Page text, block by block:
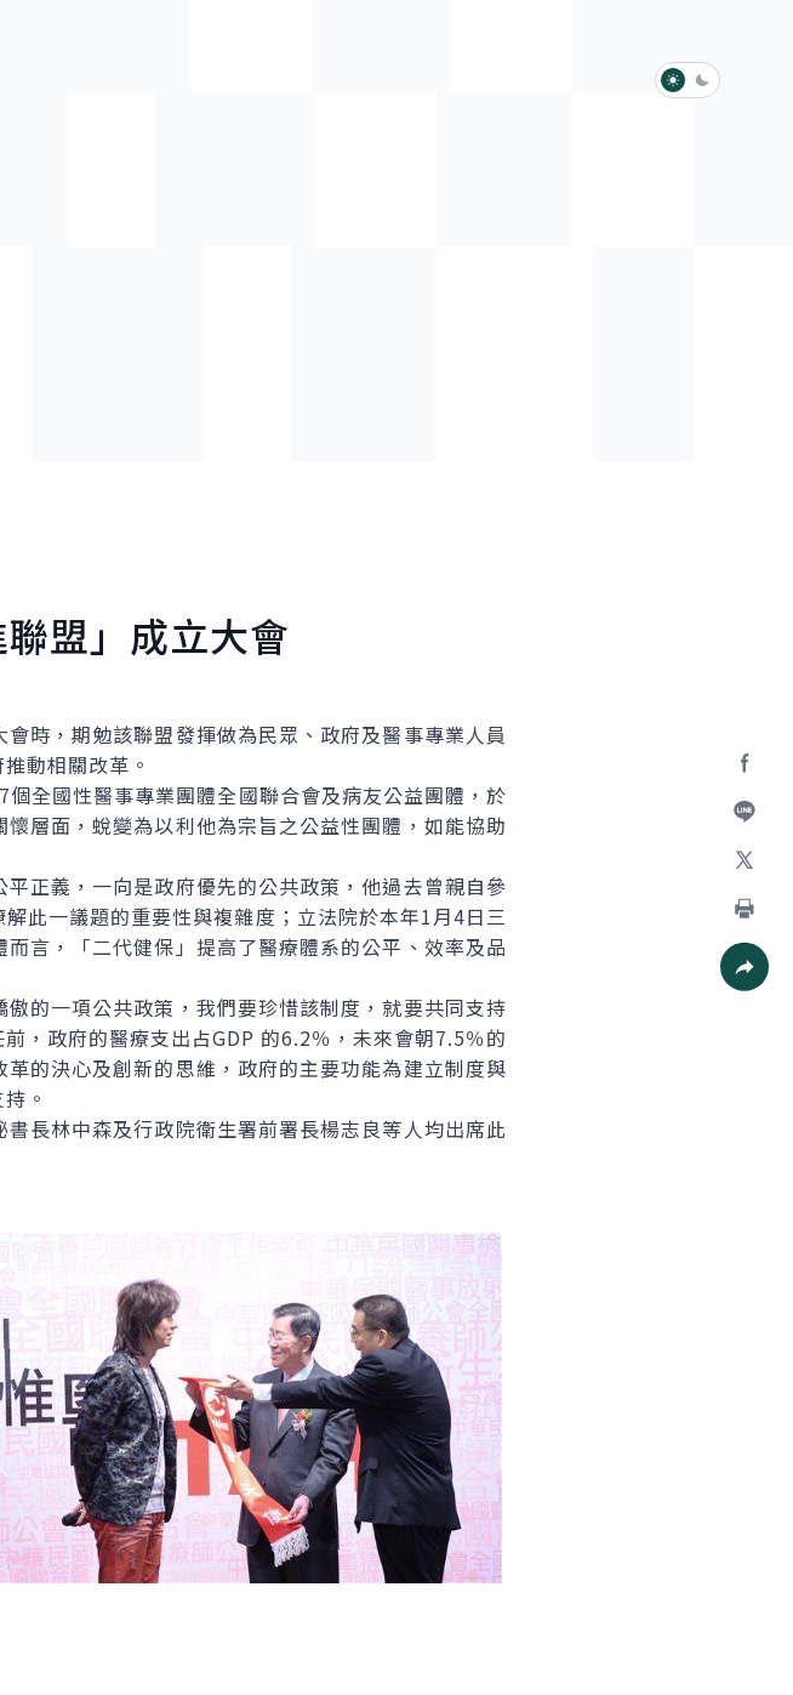
淺色模式
深色模式
加入好
列印
盟」成立大會
，期勉該聯盟發揮做為民眾、政府及醫事專業人員
動相關改革。
全國性醫事專業團體全國聯合會及病友公益團體，於
層面，蛻變為以利他為宗旨之公益性團體，如能協助
義，一向是政府優先的公共政策，他過去曾親自參
此一議題的重要性與複雜度；立法院於本年1月4日三
言，「二代健保」提高了醫療體系的公平、效率及品
一項公共政策，我們要珍惜該制度，就要共同支持
，政府的醫療支出占GDP 的6.2％，未來會朝7.5％的
的決心及創新的思維，政府的主要功能為建立制度與
。
林中森及行政院衛生署前署長楊志良等人均出席此